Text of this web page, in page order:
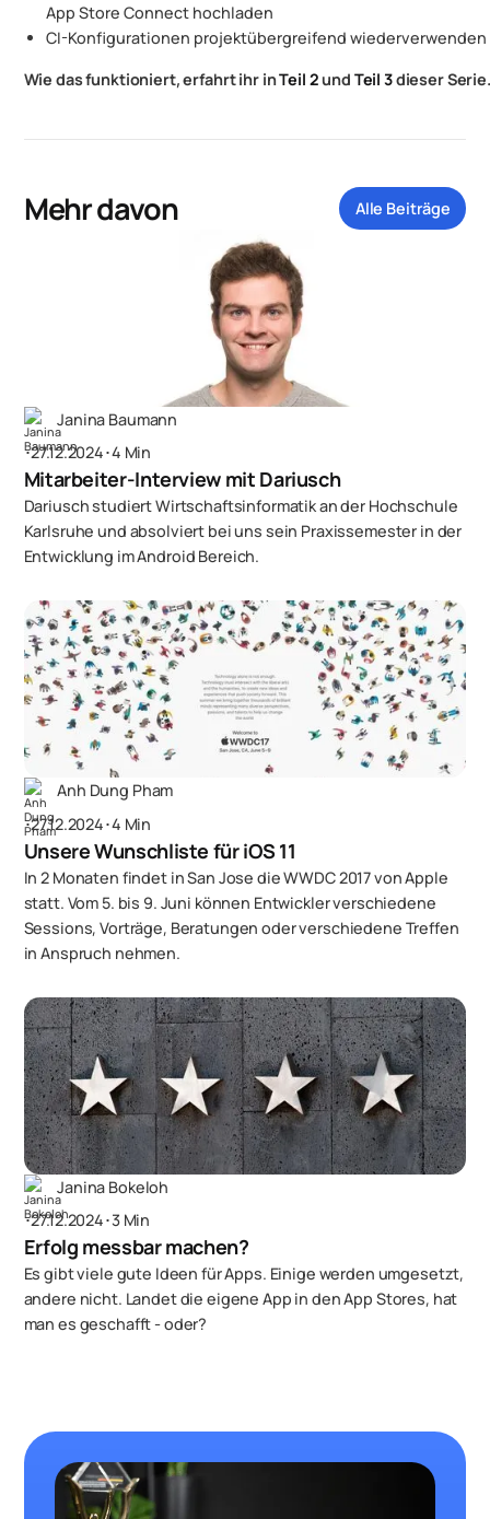
App Store Connect hochladen
CI-Konfigurationen projektübergreifend wiederverwenden
Wie das funktioniert, erfahrt ihr inTeil 2und Teil 3dieser Serie.
Mehr davon Alle Beiträge
Janina Baumann
･27.12.2024･4 Min
Mitarbeiter-Interview mit Dariusch
Dariusch studiert Wirtschaftsinformatik an der Hochschule
Karlsruhe und absolviert bei uns sein Praxissemester in der
Entwicklung im Android Bereich.
Anh Dung Pham
･27.12.2024･4 Min
Unsere Wunschliste für iOS 11
In 2 Monaten findet in San Jose die WWDC 2017 von Apple
statt. Vom 5. bis 9. Juni können Entwickler verschiedene
Sessions, Vorträge, Beratungen oder verschiedene Treffen
in Anspruch nehmen.
Janina Bokeloh
･27.12.2024･3 Min
Erfolg messbar machen?
Es gibt viele gute Ideen für Apps. Einige werden umgesetzt,
andere nicht. Landet die eigene App in den App Stores, hat
man es geschafft - oder?